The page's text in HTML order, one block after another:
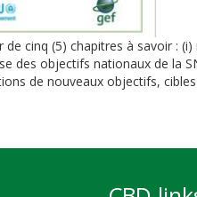
de cinq (5) chapitres à savoir :
des objectifs nationaux de la
de nouveaux objectifs,